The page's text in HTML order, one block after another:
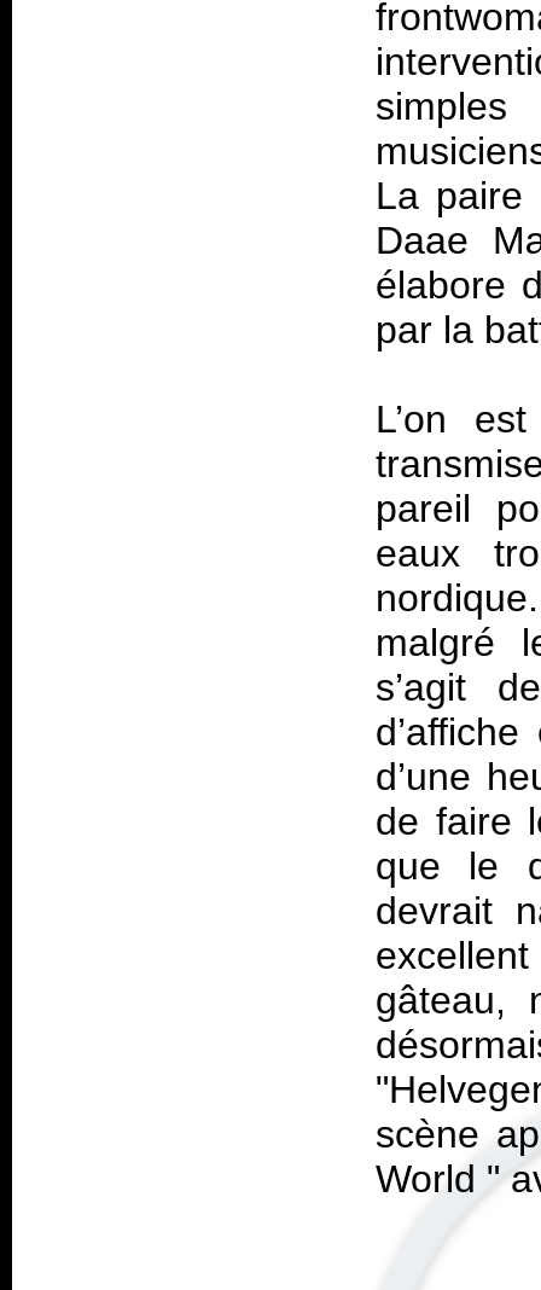
La paire
Daae
élabore
par la
L’on
pareil
eaux
malgré
s’agit
d’une
de faire
que le
devrait
gâteau,
scène
World "